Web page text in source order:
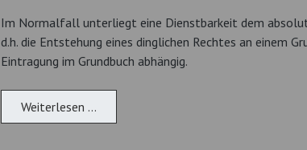
Im Normalfall unterliegt eine Dienstbarkeit dem
d.h. die Entstehung eines dinglichen Rechtes an einem
Eintragung im Grundbuch abhängig.
Weiterlesen …